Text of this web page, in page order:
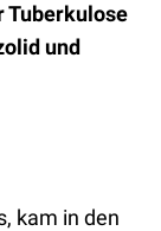
Tuberkulose
und
kam in den